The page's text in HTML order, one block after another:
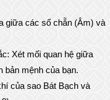
giữa các số chẵn (Âm) và
Xét mối quan hệ giữa
bản mệnh của bạn.
của sao Bát Bạch và